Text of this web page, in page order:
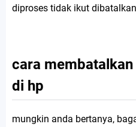
diproses tidak ikut
cara
di hp
mungkin anda bertanya,